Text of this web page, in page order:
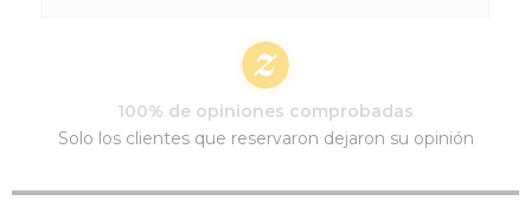
100% de opiniones comprobadas
Solo los clientes que reservaron dejaron su opinión